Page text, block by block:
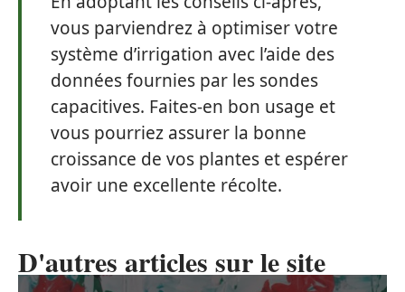
vous parviendrez à optimiser votre
système d’irrigation avec l’aide des
données fournies par les sondes
capacitives. Faites-en bon usage et
vous pourriez assurer la bonne
croissance de vos plantes et espérer
avoir une excellente récolte.
D'autres articles sur le site